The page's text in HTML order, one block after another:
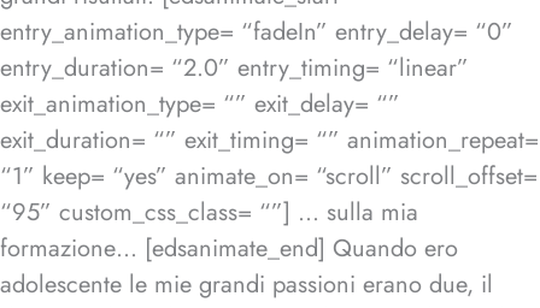
entry_animation_type= “fadeIn” entry_delay= “0”
entry_duration= “2.0” entry_timing= “linear”
exit_animation_type= “” exit_delay= “”
exit_duration= “” exit_timing= “” animation_repeat=
“1” keep= “yes” animate_on= “scroll” scroll_offset=
“95” custom_css_class= “”] … sulla mia
formazione… [edsanimate_end] Quando ero
adolescente le mie grandi passioni erano due, il